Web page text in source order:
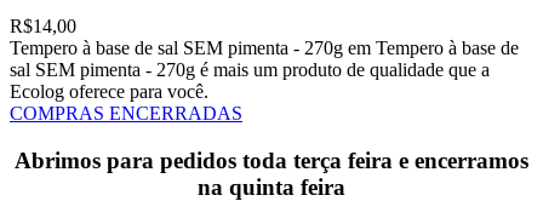
R$14,00
Tempero à base de sal SEM pimenta - 270g em Tempero à base de
sal SEM pimenta - 270g é mais um produto de qualidade que a
Ecolog oferece para você.
COMPRAS ENCERRADAS
Abrimos para pedidos toda terça feira e encerramos
na quinta feira